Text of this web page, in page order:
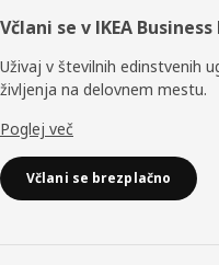
Včlani se v IKEA
Uživaj v številnih edinstvenih
življenja na delovnem mestu.
Poglej več
Včlani se brezplačno